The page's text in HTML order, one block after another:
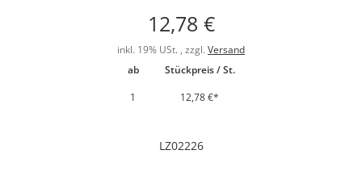
12,78 €
inkl. 19% USt. , zzgl. Versand
ab
Stückpreis / St.
1
12,78 €*
LZ02226